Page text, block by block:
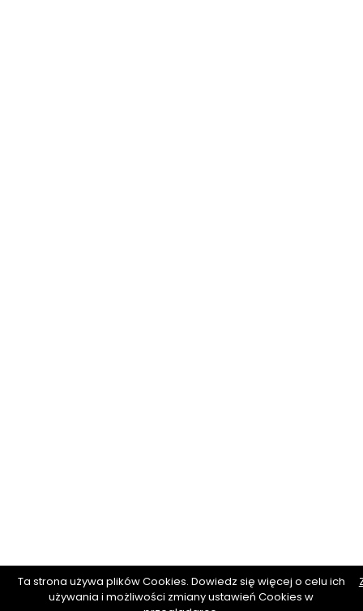
Ta strona używa plików Cookies. Dowiedz się więcej o celu ich
używania i możliwości zmiany ustawień Cookies w